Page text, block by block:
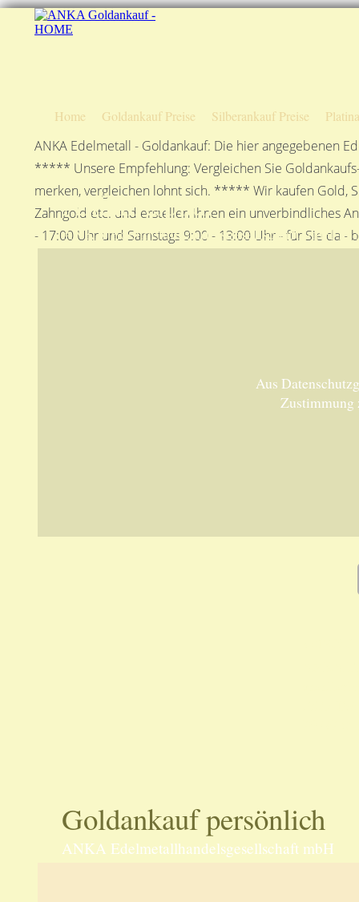
Home Goldankauf Preise Silberankauf Preise
ANKA Edelmetall - Goldankauf: Die hier angegebenen
***** Unsere Empfehlung: Vergleichen Sie
merken, vergleichen lohnt sich. ***** Wir kaufen Gold,
Zahngold etc. und erstellen Ihnen ein unverbindliches
- 17:00 Uhr und Samstags 9:00 - 13:00 Uhr - für Sie
Anfahrtsplan
ANKA Edelmetallhandelsgesellschaft mbH in
Aus
Zustimmung
Goldankauf persönlich
ANKA Edelmetallhandelsgesellschaft mbH